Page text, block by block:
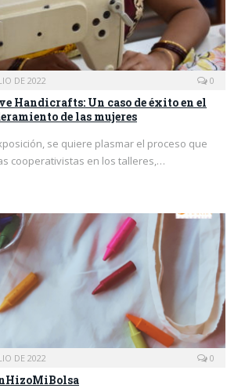
DE 2022 0
Handicrafts: Un caso de éxito en el
de las mujeres
se quiere plasmar el proceso que
cooperativistas en los talleres,…
DE 2022 0